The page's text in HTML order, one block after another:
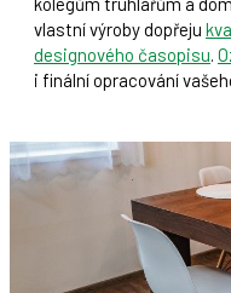
vlastní výroby dopřeju
designového časopisu.
i finální opracování